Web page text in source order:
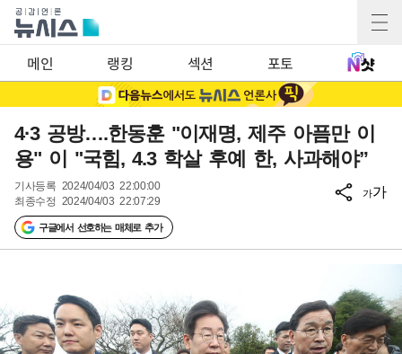
메인 랭킹 섹션 포토
4·3 공방….한동훈 "이재명, 제주 아픔만 이
용" 이 "국힘, 4.3 학살 후예 한, 사과해야”
기사등록 2024/04/03 22:00:00
최종수정 2024/04/03 22:07:29
구글에서 선호하는 매체로 추가
가가